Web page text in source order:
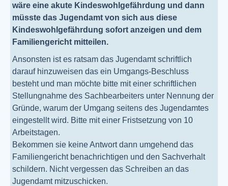
wäre eine akute Kindeswohlgefährdung und dann
müsste das Jugendamt von sich aus diese
Kindeswohlgefährdung sofort anzeigen und dem
Familiengericht mitteilen.
Ansonsten ist es ratsam das Jugendamt schriftlich
darauf hinzuweisen das ein Umgangs-Beschluss
besteht und man möchte bitte mit einer schriftlichen
Stellungnahme des Sachbearbeiters unter Nennung der
Gründe, warum der Umgang seitens des Jugendamtes
eingestellt wird. Bitte mit einer Fristsetzung von 10
Arbeitstagen.
Bekommen sie keine Antwort dann umgehend das
Familiengericht benachrichtigen und den Sachverhalt
schildern. Nicht vergessen das Schreiben an das
Jugendamt mitzuschicken.